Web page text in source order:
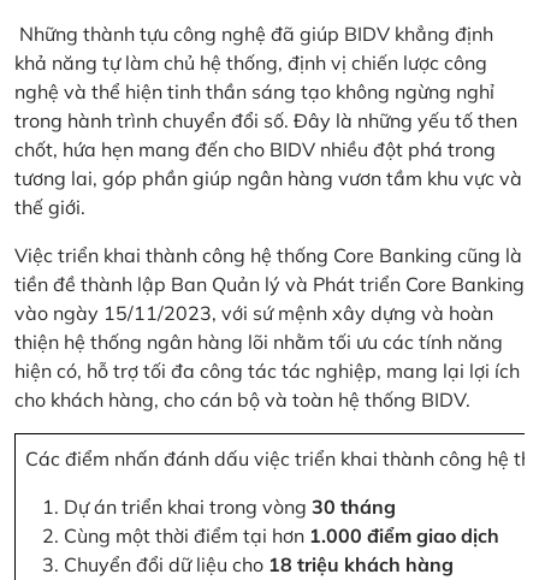
Những thành tựu công nghệ đã giúp BIDV khẳng định
khả năng tự làm chủ hệ thống, định vị chiến lược công
nghệ và thể hiện tinh thần sáng tạo không ngừng nghỉ
trong hành trình chuyển đổi số. Đây là những yếu tố then
chốt, hứa hẹn mang đến cho BIDV nhiều đột phá trong
tương lai, góp phần giúp ngân hàng vươn tầm khu vực và
thế giới.
Việc triển khai thành công hệ thống Core Banking cũng là
tiền đề thành lập Ban Quản lý và Phát triển Core Banking
vào ngày 15/11/2023, với sứ mệnh xây dựng và hoàn
thiện hệ thống ngân hàng lõi nhằm tối ưu các tính năng
hiện có, hỗ trợ tối đa công tác tác nghiệp, mang lại lợi ích
cho khách hàng, cho cán bộ và toàn hệ thống BIDV.
Các điểm nhấn đánh dấu việc triển khai thành công hệ
Dự án triển khai trong vòng 30 tháng
Cùng một thời điểm tại hơn 1.000 điểm giao dịch
Chuyển đổi dữ liệu cho 18 triệu khách hàng